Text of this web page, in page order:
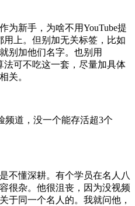
为新手，为啥不用YouTube提
用上。但别加无关标签，比如
别加他们名字。也别用
法可不吃这一套，尽量加具体
关。
频道，没一个能存活超3个
不懂深耕。有个学员在名人八
很杂。他很沮丧，因为没视频
于同一个名人的。我就问他，